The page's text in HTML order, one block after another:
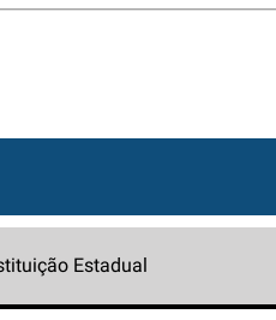
Estadual